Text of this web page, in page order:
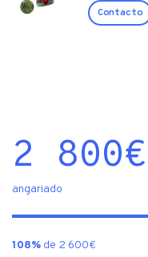
Contacto
2 800€
angariado
108% de 2 600€